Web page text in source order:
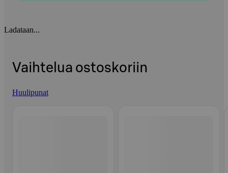
Ladataan...
Vaihtelua ostoskoriin
Huulipunat